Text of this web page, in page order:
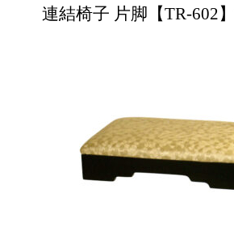
連結椅子 片脚【TR-602